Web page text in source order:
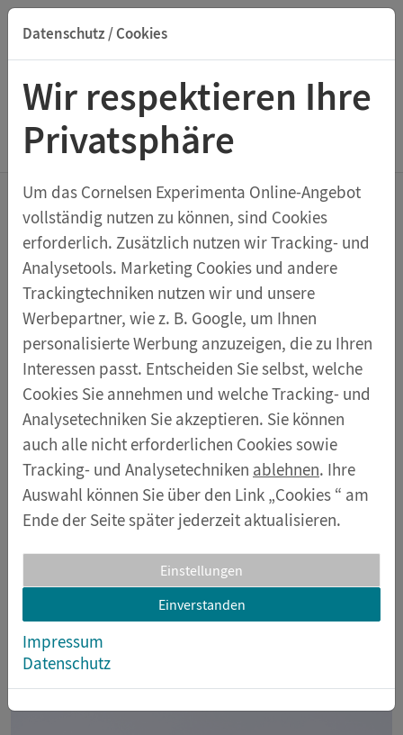
Datenschutz / Cookies
Wir respektieren Ihre
Privatsphäre
Um das Cornelsen Experimenta Online-Angebot
vollständig nutzen zu können, sind Cookies
erforderlich. Zusätzlich nutzen wir Tracking- und
Analysetools. Marketing Cookies und andere
Trackingtechniken nutzen wir und unsere
Werbepartner, wie z. B. Google, um Ihnen
personalisierte Werbung anzuzeigen, die zu Ihren
Interessen passt. Entscheiden Sie selbst, welche
Cookies Sie annehmen und welche Tracking- und
Analysetechniken Sie akzeptieren. Sie können
auch alle nicht erforderlichen Cookies sowie
Tracking- und Analysetechniken ablehnen. Ihre
Auswahl können Sie über den Link „Cookies “ am
Ende der Seite später jederzeit aktualisieren.
Einstellungen
Einverstanden
Impressum
Datenschutz
Suche nach Titel, ISBN, Webcode, Stichwort...
Menu Elektrik und Magnetismus
Schüler-Set Elektromotor
Schüler-Set Elektromotor mitNennspannung 3-6 V DC
Themen:
Komponenten und Aufbau
Funktionsweise
Weiterführende Untersuchungen mit dem
zusammengebauten Motor
Durch seine robusten Bestandteile lässt sich der
Motor intuitiv immer wieder zusammenbauen und
auseinandernehmen. Er verfügt über einen
Polwender (Kommutator).
Passende und editierbare Arbeitsblätter finden Sie in
unserem Downloadbereich.